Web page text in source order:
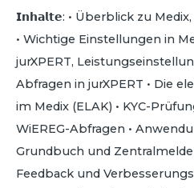
𝗜𝗻𝗵𝗮𝗹𝘁𝗲: • Überblick zu
• Wichtige Einstellungen in
jurXPERT,
Abfragen in jurXPERT • Die
im Medix (ELAK) • KYC-
WiEREG-Abfragen •
Grundbuch und
Feedback und